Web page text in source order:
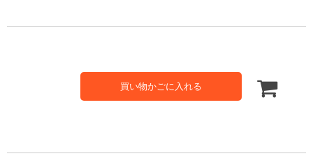
買い物かごに入れる